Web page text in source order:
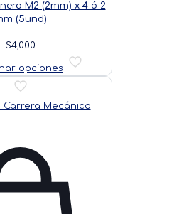
M2 (2mm) x 4 ó 2
(5und)
$4,000
opciones
Este
producto
variantes.
elegir
en
la